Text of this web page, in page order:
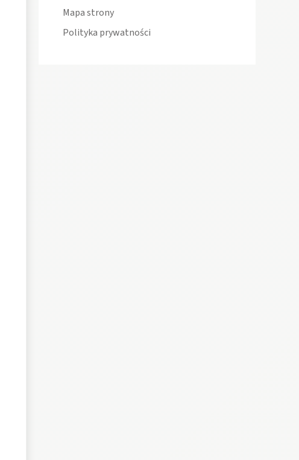
Mapa strony
Polityka prywatności